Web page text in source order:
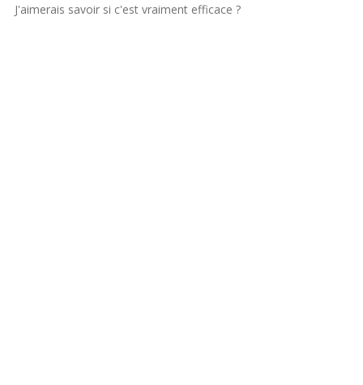
J'aimerais savoir si c'est vraiment efficace ?